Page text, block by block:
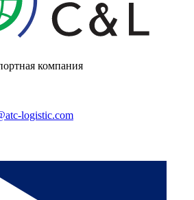
компания
logistic.com